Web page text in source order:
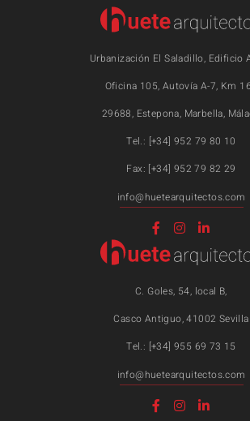
Urbanización El Saladillo, Edificio
Oficina 105, Autovía A-7, Km
29688, Estepona, Marbella,
Tel.: [+34] 952 79 80 10
Fax: [+34] 952 79 82 29
info@huetearquitectos.com
C. Goles, 54, local B,
Casco Antiguo, 41002 Sevilla
Tel.: [+34] 955 69 73 15
info@huetearquitectos.com